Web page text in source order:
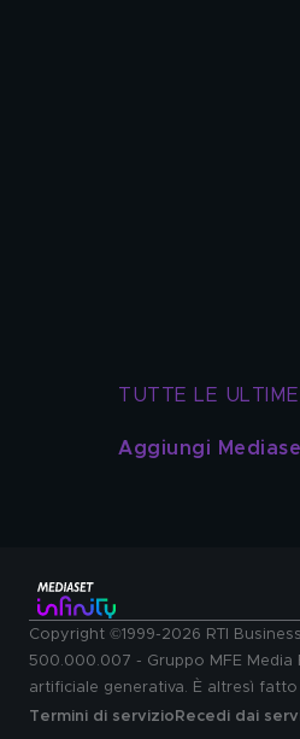
TUTTE LE
Aggiungi
Copyright ©1999-2026 RTI
500.000.007 - Gruppo MFE
artificiale generativa. È altresì
Termini di servizio Recedi dai